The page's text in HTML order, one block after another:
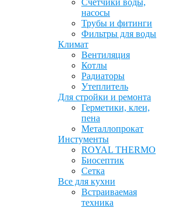
Счётчики воды,
насосы
Трубы и фитинги
Фильтры для воды
Климат
Вентиляция
Котлы
Радиаторы
Утеплитель
Для стройки и ремонта
Герметики, клеи,
пена
Металлопрокат
Инстументы
ROYAL THERMO
Биосептик
Сетка
Все для кухни
Встраиваемая
техника